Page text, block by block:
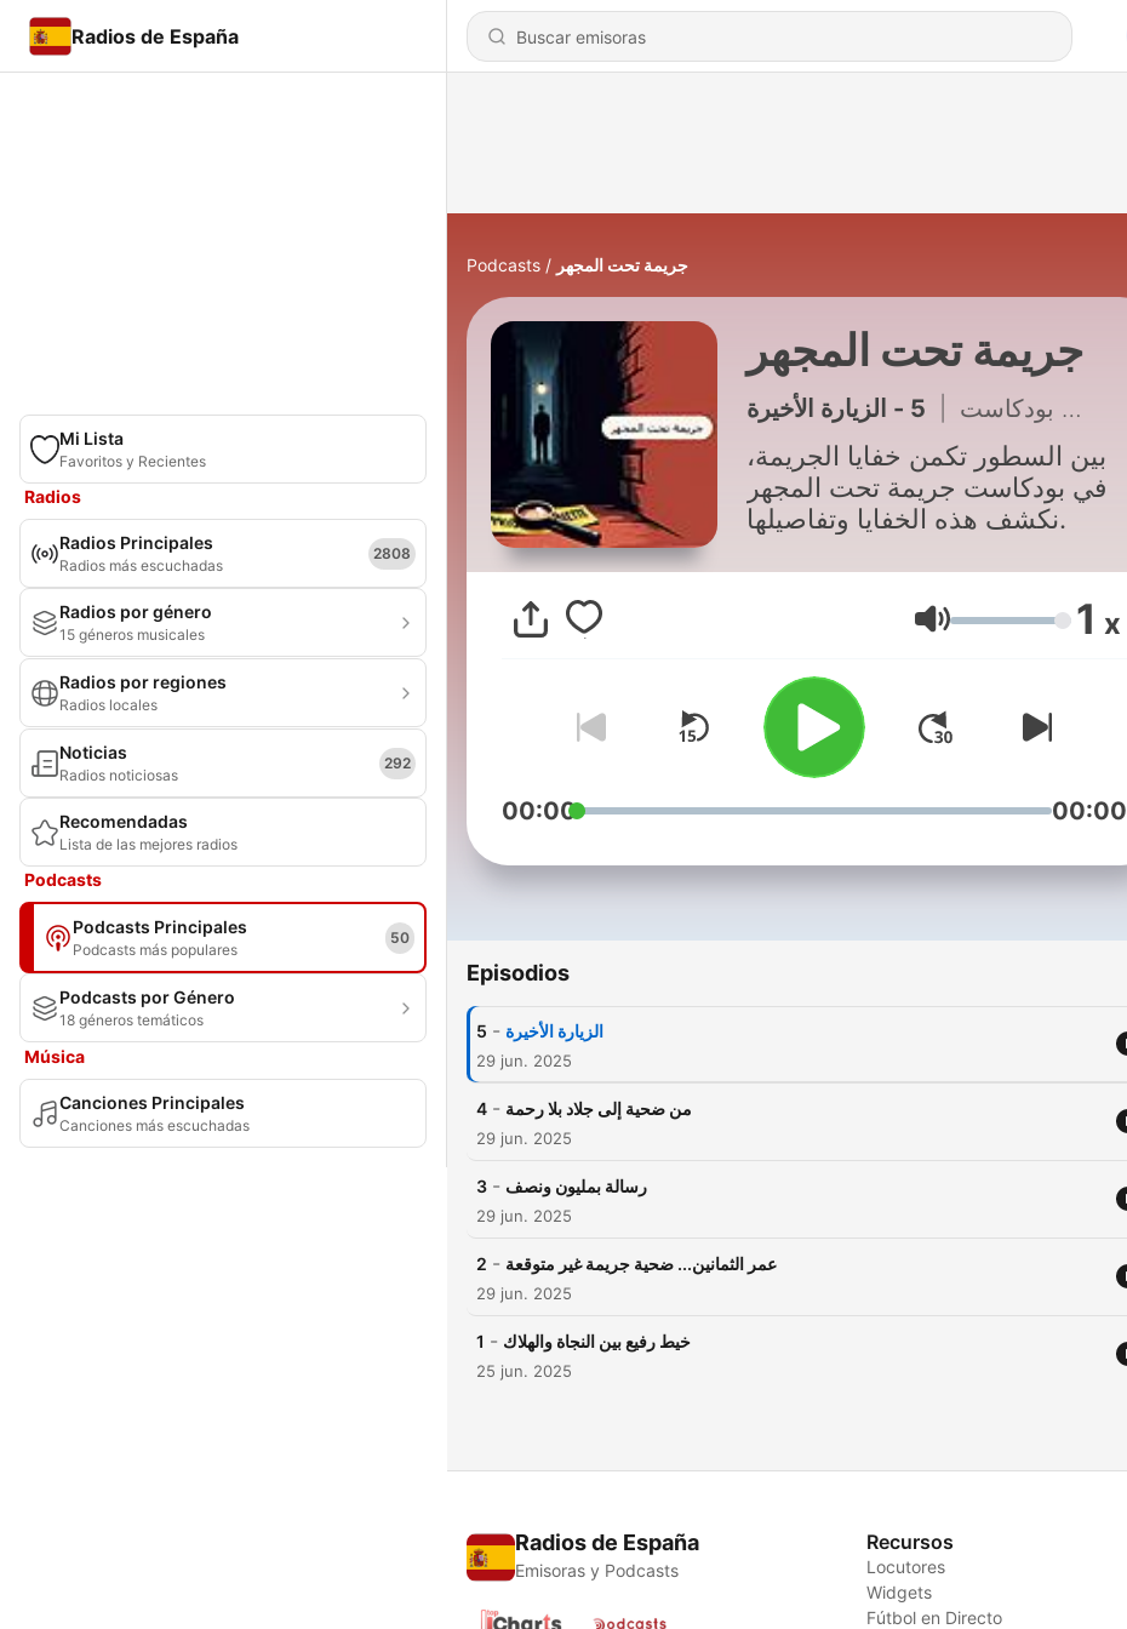
Radios de España
Mi Lista
Favoritos y Recientes
Radios
Radios Principales
Radios más escuchadas
2808
Radios por género
15 géneros musicales
Radios por regiones
Radios locales
Noticias
Radios noticiosas
292
Recomendadas
Lista de las mejores radios
Podcasts
Podcasts Principales
Podcasts más populares
50
Podcasts por Género
18 géneros temáticos
Música
Canciones Principales
Canciones más escuchadas
Podcasts جريمة تحت المجهر
جريمة تحت المجهر
صدى بودكاست 5 - الزيارة الأخيرة
بين السطور تكمن خفايا الجريمة،
في بودكاست جريمة تحت المجهر
نكشف هذه الخفايا وتفاصيلها.
Volumen 1 x
00:00 00:00
Episodios
5 - الزيارة الأخيرة
29 jun. 2025
4 - من ضحية إلى جلاد بلا رحمة
29 jun. 2025
3 - رسالة بمليون ونصف
29 jun. 2025
2 - عمر الثمانين... ضحية جريمة غير متوقعة
29 jun. 2025
1 - خيط رفيع بين النجاة والهلاك
25 jun. 2025
Radios de España
Emisoras y Podcasts
Recursos
Locutores
Widgets
Fútbol en Directo